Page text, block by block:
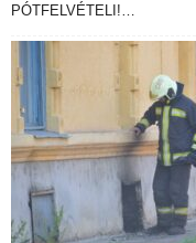
PÓTFELVÉTELI!…